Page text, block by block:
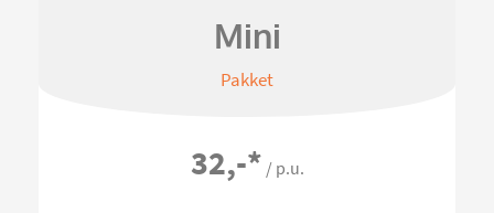
Mini
Pakket
32,-* / p.u.